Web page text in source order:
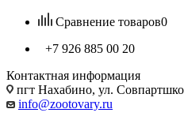
Сравнение товаров0
+7 926 885 00 20
Контактная информация
пгт Нахабино, ул.
info@zootovary.ru